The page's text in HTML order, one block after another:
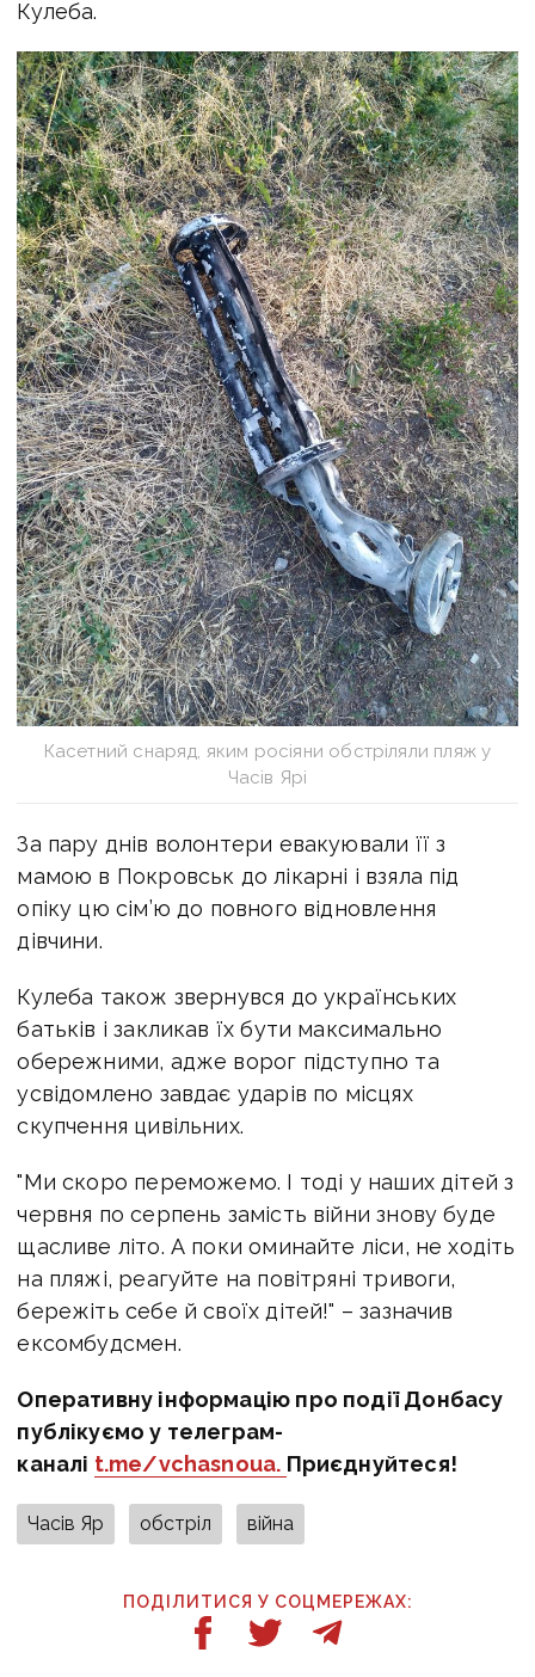
Кулеба.
Касетний снаряд, яким росіяни обстріляли пляж у
Часів Ярі
За пару днів волонтери евакуювали її з
мамою в Покровськ до лікарні і взяла під
опіку цю сім’ю до повного відновлення
дівчини.
Кулеба також звернувся до українських
батьків і закликав їх бути максимально
обережними, адже ворог підступно та
усвідомлено завдає ударів по місцях
скупчення цивільних.
"Ми скоро переможемо. І тоді у наших дітей з
червня по серпень замість війни знову буде
щасливе літо. А поки оминайте ліси, не ходіть
на пляжі, реагуйте на повітряні тривоги,
бережіть себе й своїх дітей!" – зазначив
ексомбудсмен.
Оперативну інформацію про події Донбасу
публікуємо у телеграм-
каналі t.me/vchasnoua. Приєднуйтеся!
Часів Яр обстріл війна
ПОДІЛИТИСЯ У СОЦМЕРЕЖАХ: